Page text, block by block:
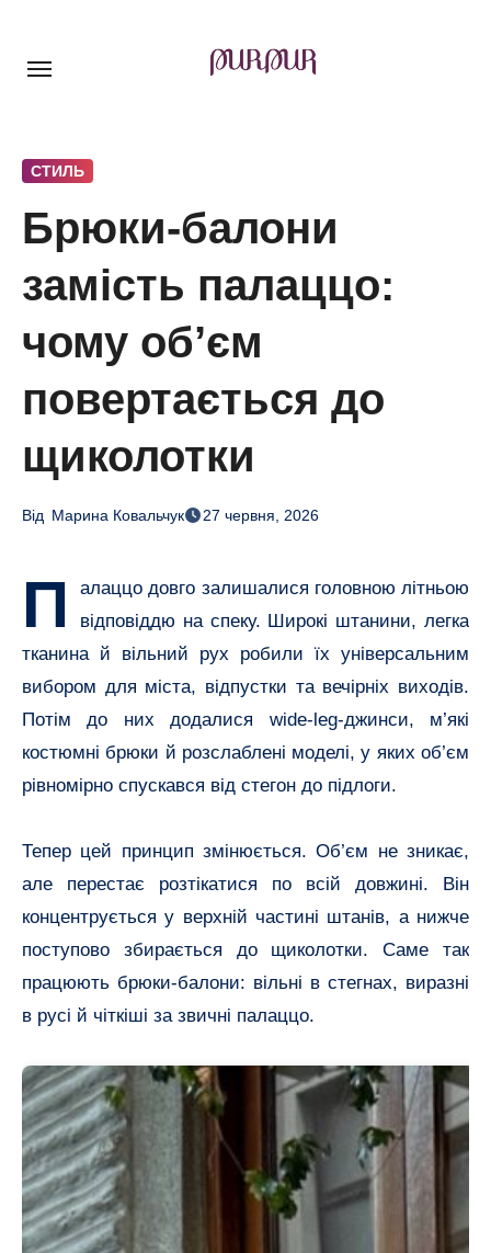
контенту
СТИЛЬ
Брюки-балони
замість палаццо:
чому об’єм
повертається до
щиколотки
Від Марина Ковальчук 27 червня, 2026
П
алаццо довго залишалися головною літньою
відповіддю на спеку. Широкі штанини, легка
тканина й вільний рух робили їх універсальним
вибором для міста, відпустки та вечірніх виходів.
Потім до них додалися wide-leg-джинси, м’які
костюмні брюки й розслаблені моделі, у яких об’єм
рівномірно спускався від стегон до підлоги.
Тепер цей принцип змінюється. Об’єм не зникає,
але перестає розтікатися по всій довжині. Він
концентрується у верхній частині штанів, а нижче
поступово збирається до щиколотки. Саме так
працюють брюки-балони: вільні в стегнах, виразні
в русі й чіткіші за звичні палаццо.